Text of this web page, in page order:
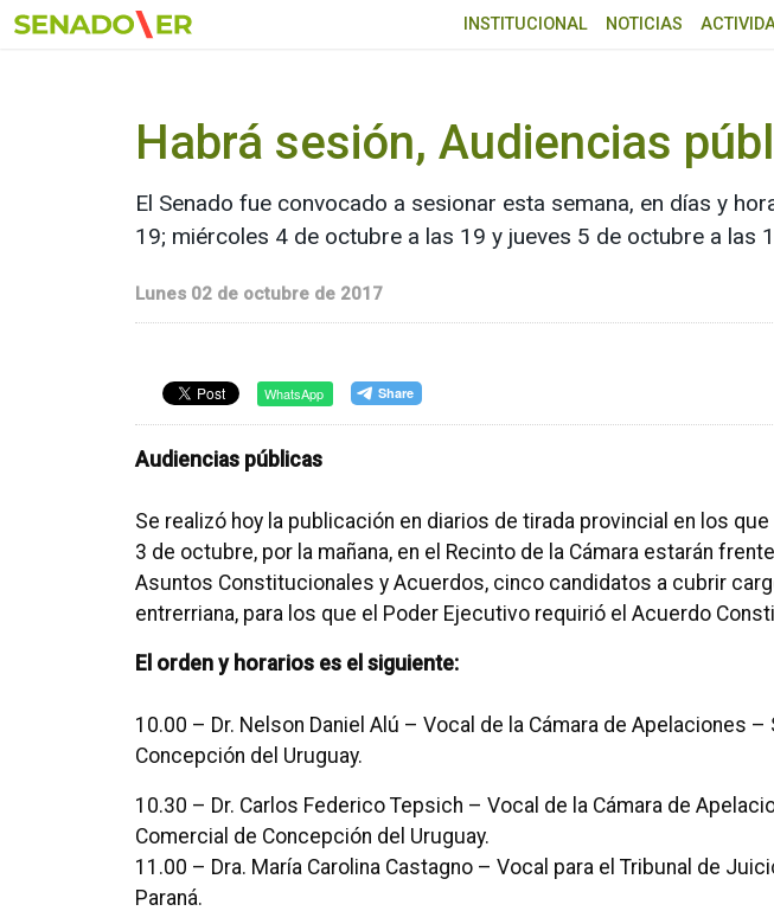
Ir al menú principal
INSTITUCIONAL NOTICIAS
Habrá sesión, Audiencias
El Senado fue convocado a sesionar esta semana, en días y
19; miércoles 4 de octubre a las 19 y jueves 5 de octubre a las
Lunes 02 de octubre de 2017
WhatsApp
Audiencias públicas
Se realizó hoy la publicación en diarios de tirada provincial en los
3 de octubre, por la mañana, en el Recinto de la Cámara estarán
Asuntos Constitucionales y Acuerdos, cinco candidatos a cubrir
entrerriana, para los que el Poder Ejecutivo requirió el Acuerdo
El orden y horarios es el siguiente:
10.00 – Dr. Nelson Daniel Alú – Vocal de la Cámara de Apelaciones –
Concepción del Uruguay.
10.30 – Dr. Carlos Federico Tepsich – Vocal de la Cámara de
Comercial de Concepción del Uruguay.
11.00 – Dra. María Carolina Castagno – Vocal para el Tribunal de
Paraná.